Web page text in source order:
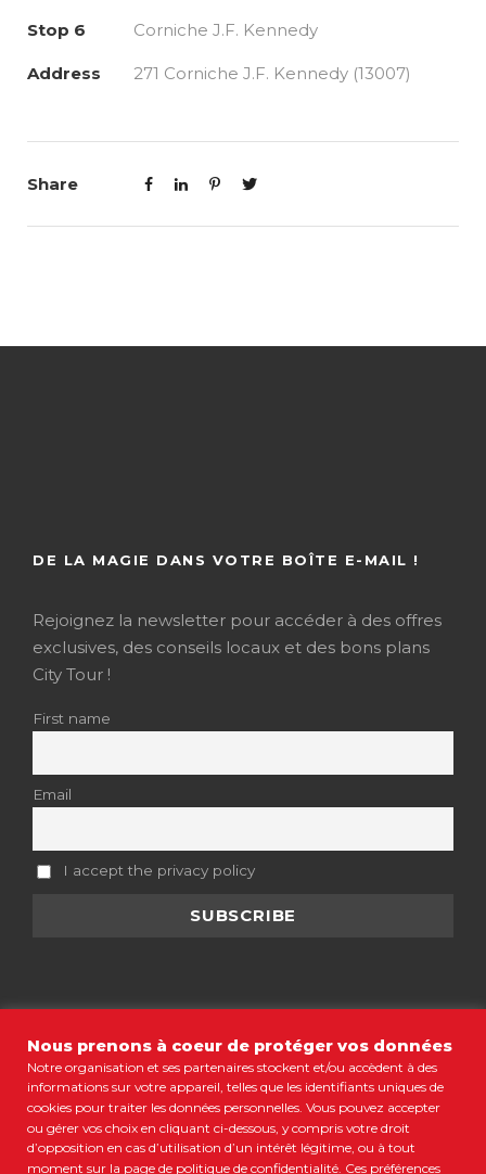
Stop 6 Corniche J.F. Kennedy
Address 271 Corniche J.F. Kennedy (13007)
Share
DE LA MAGIE DANS VOTRE BOÎTE E-MAIL !
Rejoignez la newsletter pour accéder à des offres
exclusives, des conseils locaux et des bons plans
City Tour !
First name
Email
I accept the privacy policy
MENTIONS LÉGALES •CGV• POLITIQUE DE CONFIDENTIALITÉ
COOKIES•PLAN DU SITE
© COPYRIGHT 2021 COLORBÜS MARSEILLE • TOUS DROITS
RÉSERVÉS
Nous prenons à coeur de protéger vos données
Notre organisation et ses partenaires stockent et/ou accèdent à des
informations sur votre appareil, telles que les identifiants uniques de
cookies pour traiter les données personnelles. Vous pouvez accepter
ou gérer vos choix en cliquant ci-dessous, y compris votre droit
d’opposition en cas d’utilisation d’un intérêt légitime, ou à tout
moment sur la page de politique de confidentialité. Ces préférences